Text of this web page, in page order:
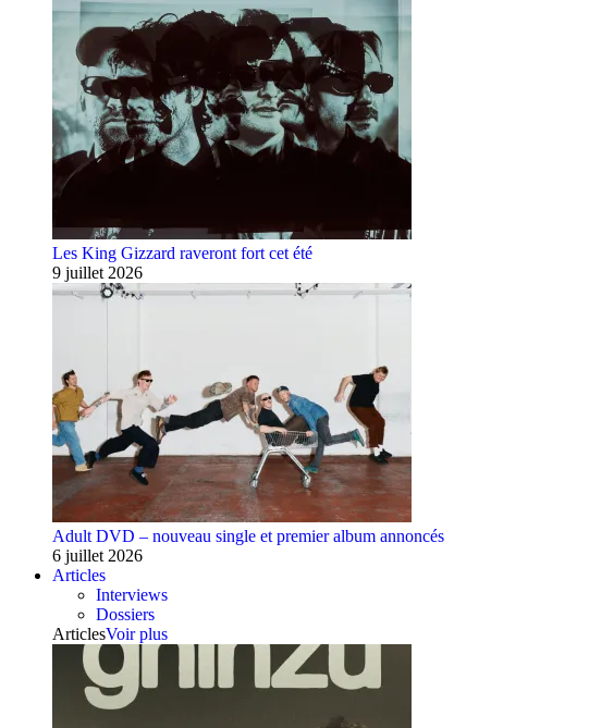
Les King Gizzard raveront fort cet été
9 juillet 2026
Adult DVD – nouveau single et premier album annoncés
6 juillet 2026
Articles
Interviews
Dossiers
ArticlesVoir plus